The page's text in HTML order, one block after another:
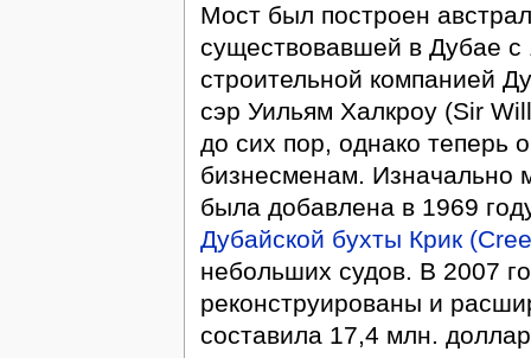
Мост был построен
существовавшей в Дубае с
строительной компанией
сэр Уильям Халкроу (Sir
до сих пор, однако теперь
бизнесменам. Изначально
была добавлена в 1969
Дубайской бухты Крик
небольших судов. В 2007
реконструированы и
составила 17,4 млн.